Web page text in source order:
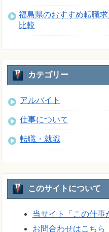
福島県のおすすめ転職
比較
カテゴリー
アルバイト
仕事について
転職・就職
このサイトについて
当サイト「この仕事
お問合わせはこちら